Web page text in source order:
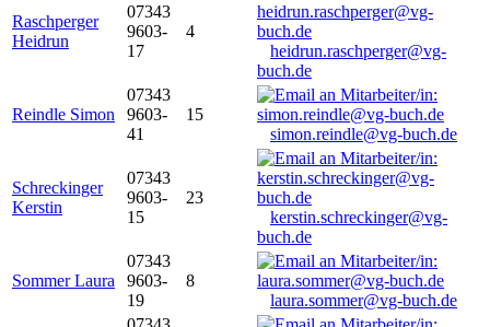
Raschperger
Heidrun
07343
9603-
17
4
heidrun.raschperger@vg-
buch.de
Reindle Simon
07343
9603-
41
15
simon.reindle@vg-buch.de
Schreckinger
Kerstin
07343
9603-
15
23
kerstin.schreckinger@vg-
buch.de
Sommer Laura
07343
9603-
19
8
laura.sommer@vg-buch.de